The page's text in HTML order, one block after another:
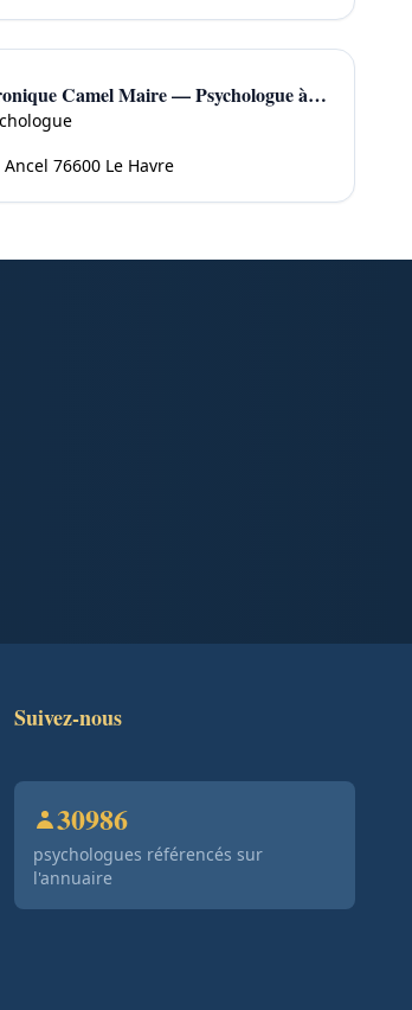
Véronique Camel Maire — Psychologue à Le Havre
76600 Le Havre
Suivez-nous
30986
psychologues référencés sur
l'annuaire